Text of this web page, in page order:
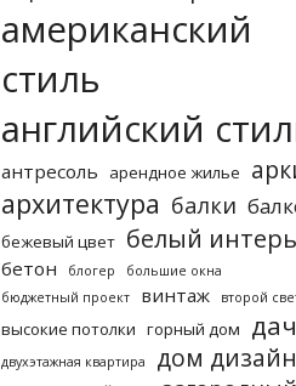
американский
стиль
английский
антресоль арендное жилье
архитектура балки
бежевый цвет белый
бетон блогер
большие окна
бюджетный проект
винтаж второй
высокие потолки горный дом
двухэтажная квартира дом